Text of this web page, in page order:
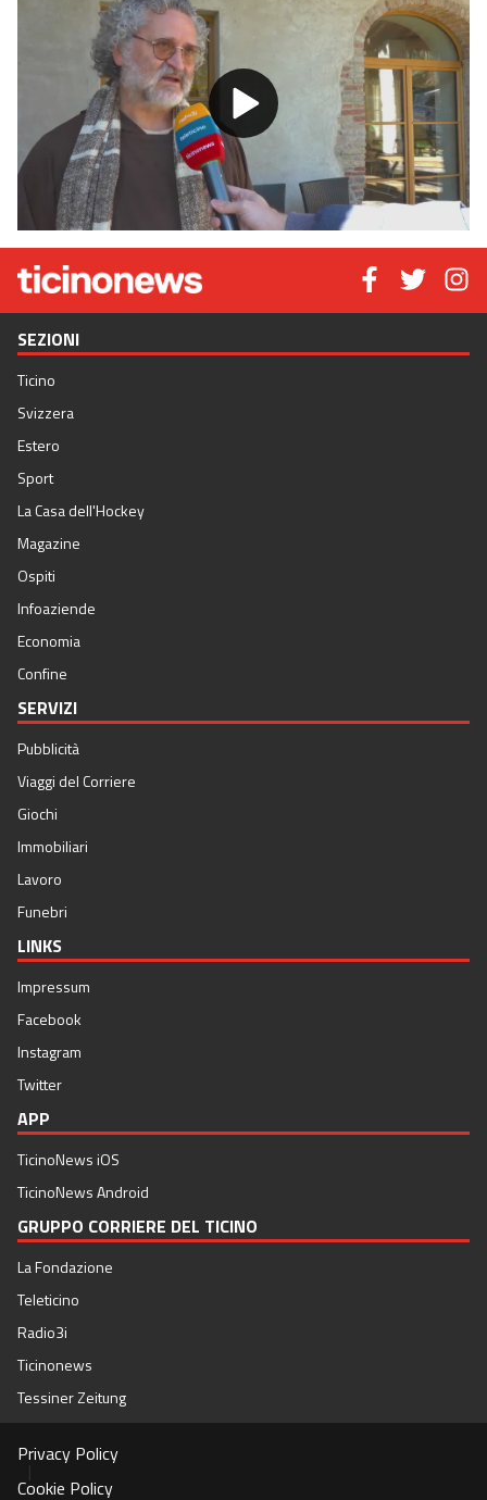
Play
Video
SEZIONI
Ticino
Svizzera
Estero
Sport
La Casa dell'Hockey
Magazine
Ospiti
Infoaziende
Economia
Confine
SERVIZI
Pubblicità
Viaggi del Corriere
Giochi
Immobiliari
Lavoro
Funebri
LINKS
Impressum
Facebook
Instagram
Twitter
APP
TicinoNews iOS
TicinoNews Android
GRUPPO CORRIERE DEL TICINO
La Fondazione
Teleticino
Radio3i
Ticinonews
Tessiner Zeitung
Privacy Policy
Cookie Policy